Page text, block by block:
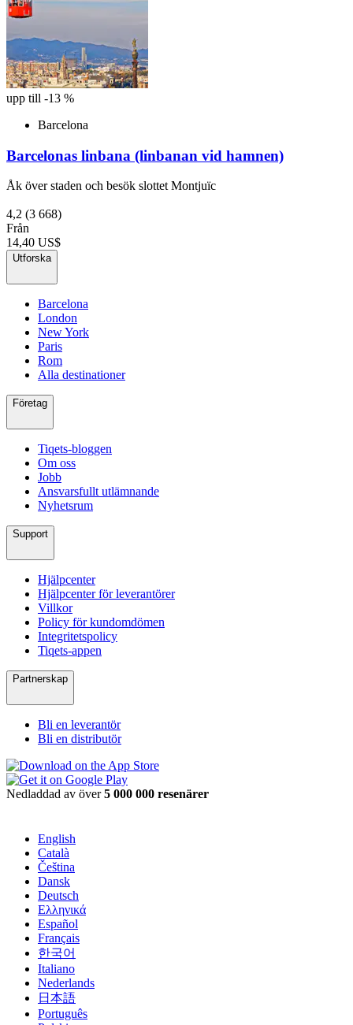
upp till -13 %
Barcelona
Barcelonas linbana (linbanan vid hamnen)
Åk över staden och besök slottet Montjuïc
4,2 (3 668)
Från
14,40 US$
Utforska
Barcelona
London
New York
Paris
Rom
Alla destinationer
Företag
Tiqets-bloggen
Om oss
Jobb
Ansvarsfullt utlämnande
Nyhetsrum
Support
Hjälpcenter
Hjälpcenter för leverantörer
Villkor
Policy för kundomdömen
Integritetspolicy
Tiqets-appen
Partnerskap
Bli en leverantör
Bli en distributör
Nedladdad av över5 000 000 resenärer
English
Català
Čeština
Dansk
Deutsch
Ελληνικά
Español
Français
한국어
Italiano
Nederlands
日本語
Português